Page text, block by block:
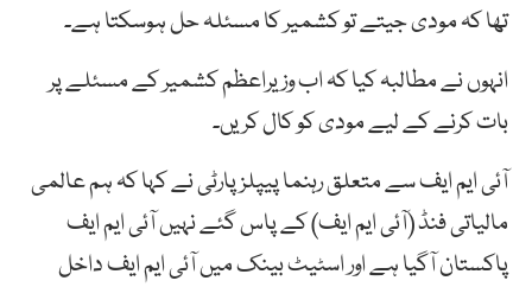
تھا کہ مودی جیتے تو کشمیر کا مسئلہ حل ہوسکتا ہے۔
انہوں نے مطالبہ کیا کہ اب وزیراعظم کشمیر کے مسئلے پر
بات کرنے کے لیے مودی کو کال کریں۔
آئی ایم ایف سے متعلق رہنما پیپلز پارٹی نے کہا کہ ہم عالمی
مالیاتی فنڈ (آئی ایم ایف) کے پاس گئے نہیں آئی ایم ایف
پاکستان آگیا ہے اور اسٹیٹ بینک میں آئی ایم ایف داخل